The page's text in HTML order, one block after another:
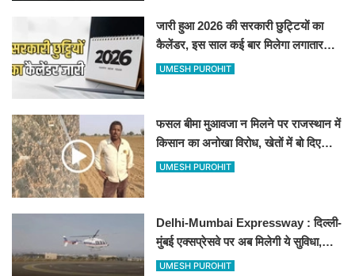
जारी हुआ 2026 की सरकारी छुट्टियों का
कैलेंडर, इस साल कई बार मिलेगा लगातार
अवकाश, देखें
UMESH PUROHIT
फसल बीमा मुआवजा न मिलने पर राजस्थान में
किसान का अनोखा विरोध, खेतों में बो दिए
500-500 रुपए के नोट, वीडियो वायरल
UMESH PUROHIT
Delhi-Mumbai Expressway : दिल्ली-
मुंबई एक्सप्रेसवे पर अब मिलेगी ये सुविधा,
हेलीकॉप्टर सर्विस से तुरंत घायल पहुंचेगा
UMESH PUROHIT